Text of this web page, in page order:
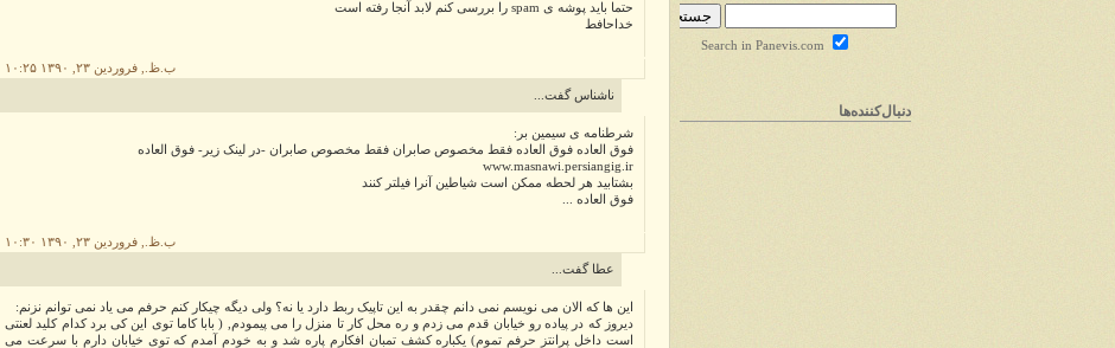
حتما باید پوشه ی spam را بررسی کنم لابد آنجا رفته است
خداحافط
۱۰:۲۵ ب.ظ., فروردین ۲۳, ۱۳۹۰
ناشناس گفت...
شرطنامه ی سیمین بر:
فوق العاده فوق العاده فقط مخصوص صابران فقط مخصوص صابران -در لینک زیر- فوق العاده
www.masnawi.persiangig.ir
بشتابید هر لحطه ممکن است شیاطین آنرا فیلتر کنند
فوق العاده ...
۱۰:۳۰ ب.ظ., فروردین ۲۳, ۱۳۹۰
عطا گفت...
این ها که الان می نویسم نمی دانم چقدر به این تاپیک ربط دارد یا نه؟ ولی دیگه چیکار کنم حرفم می یاد نمی توانم نزنم:
دیروز که در پیاده رو خیابان قدم می زدم و ره محل کار تا منزل را می پیمودم, ( بابا کاما توی این کی برد کدام کلید لعنتی
است داخل پرانتز حرفم تموم) یکباره کشف تمبان افکارم پاره شد و به خودم آمدم که توی خیابان دارم با سرعت می
دنبال‌کننده‌ها